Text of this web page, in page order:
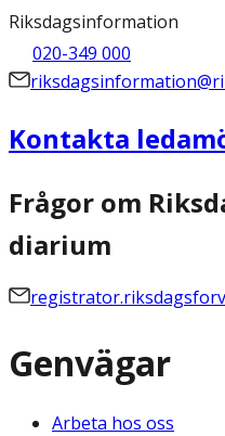
Riksdagsinformation
020-349 000
Kontakta
Frågor om
diarium
Genvägar
Arbeta hos oss